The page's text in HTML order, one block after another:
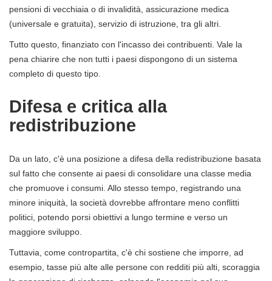
pensioni di vecchiaia o di invalidità, assicurazione medica
(universale e gratuita), servizio di istruzione, tra gli altri.
Tutto questo, finanziato con l'incasso dei contribuenti. Vale la
pena chiarire che non tutti i paesi dispongono di un sistema
completo di questo tipo.
Difesa e critica alla
redistribuzione
Da un lato, c'è una posizione a difesa della redistribuzione basata
sul fatto che consente ai paesi di consolidare una classe media
che promuove i consumi. Allo stesso tempo, registrando una
minore iniquità, la società dovrebbe affrontare meno conflitti
politici, potendo porsi obiettivi a lungo termine e verso un
maggiore sviluppo.
Tuttavia, come contropartita, c'è chi sostiene che imporre, ad
esempio, tasse più alte alle persone con redditi più alti, scoraggia